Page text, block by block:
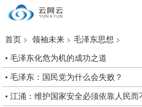
首页 领袖未来 毛泽东思想
• 毛泽东化危为机的成功之道
• 毛泽东：国民党为什么会失败？
• 江涌：维护国家安全必须依靠人民而